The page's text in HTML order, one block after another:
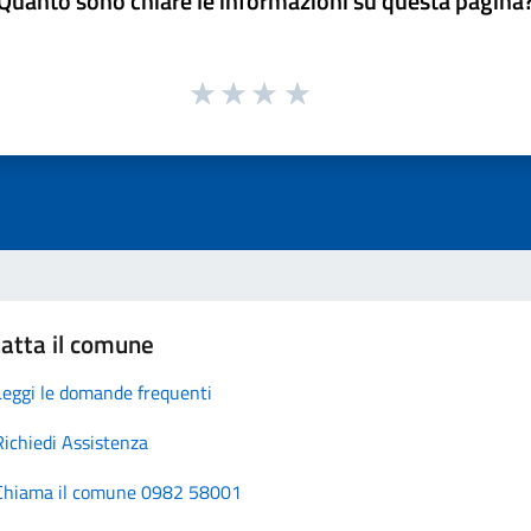
il comune
le domande frequenti
Assistenza
il comune 0982 58001